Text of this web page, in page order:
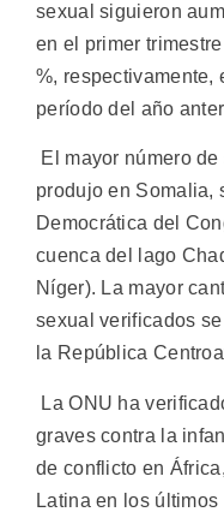
sexual siguieron
en el primer
%, respectivamente,
período del año
El mayor número
produjo en Somalia,
Democrática del
cuenca del lago
Níger). La mayor
sexual verificados
la República
La ONU ha
graves contra la
de conflicto en
Latina en los últimos